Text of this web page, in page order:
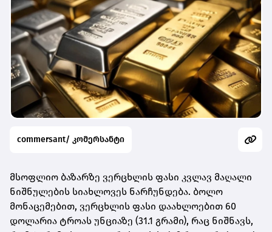
commersant/ კომერსანტი
მსოფლიო ბაზარზე ვერცხლის ფასი კვლავ მაღალი
ნიშნულების სიახლოვეს ნარჩუნდება. ბოლო
მონაცემებით, ვერცხლის ფასი დაახლოებით 60
დოლარია ტროას უნციაზე (31.1 გრამი), რაც ნიშნავს,